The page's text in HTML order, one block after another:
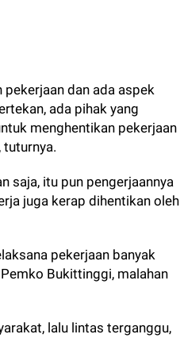
dan ada aspek
ada pihak yang
menghentikan pekerjaan
tuturnya.
saja, itu pun pengerjaannya
juga kerap dihentikan oleh
pekerjaan banyak
Bukittinggi, malahan
lalu lintas terganggu,